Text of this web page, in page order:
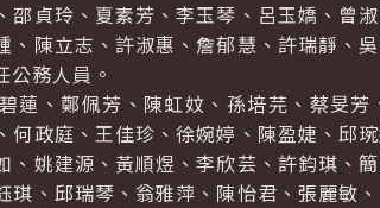
邵貞玲、夏素芳、李玉琴、呂玉嬌、曾
陳立志、許淑惠、詹郁慧、許瑞靜、
務人員。
、鄭佩芳、陳虹妏、孫培芫、蔡旻芳
何政庭、王佳珍、徐婉婷、陳盈婕、邱
姚建源、黃順煜、李欣芸、許鈞琪、
琪、邱瑞琴、翁雅萍、陳怡君、張麗敏